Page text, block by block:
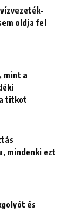
oldja fel
mint a
titkot
mindenki ezt
és